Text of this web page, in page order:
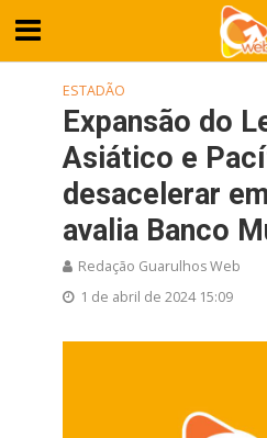
ESTADÃO
Expansão do
Asiático e
desacelerar
avalia Banco
Redação Guarulhos Web
1 de abril de 2024 15:09